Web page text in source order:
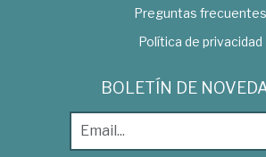
Preguntas frecuentes
Política de privacidad
BOLETÍN DE